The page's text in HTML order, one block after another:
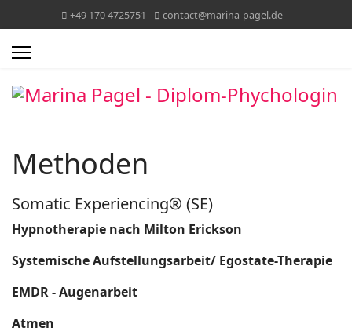
+49 170 4725751 contact@marina-pagel.de
Methoden
Somatic Experiencing® (SE)
Hypnotherapie nach Milton Erickson
Systemische Aufstellungsarbeit/ Egostate-Therapie
EMDR - Augenarbeit
Atmen